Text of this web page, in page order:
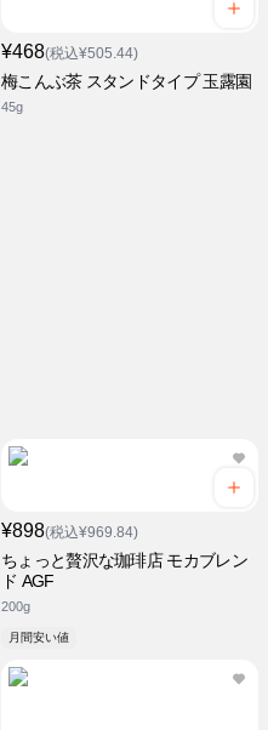
¥468(税込¥505.44)
梅こんぶ茶 スタンドタイプ 玉露園
45g
¥898(税込¥969.84)
ちょっと贅沢な珈琲店 モカブレン
ド AGF
200g
月間安い値